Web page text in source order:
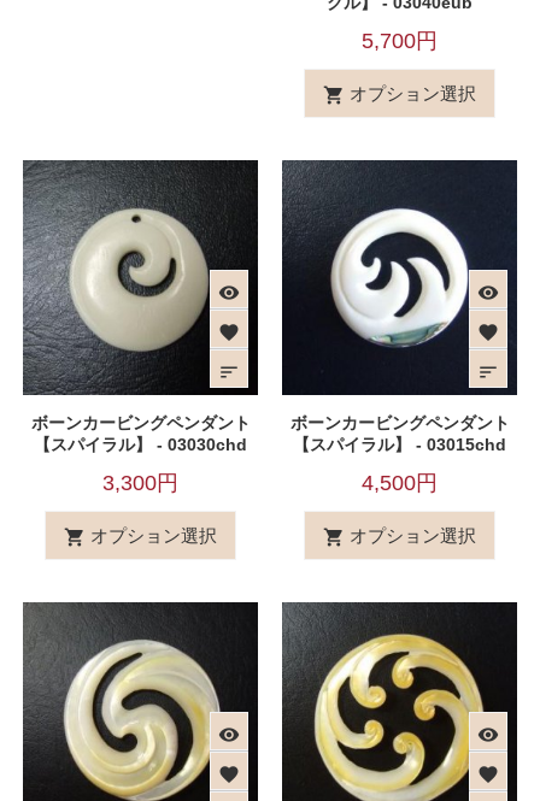
5,700円
 オプション選択
visibility
favorite
sort
ボーンカービングペンダント
【スパイラル】 - 03030chd
3,300円
 オプション選択
visibility
favorite
sort
ボーンカービングペンダント
【スパイラル】 - 03015chd
4,500円
 オプション選択
visibility
favorite
visibility
favorite